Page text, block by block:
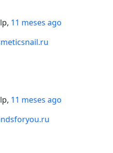
, 11 meses ago
, 11 meses ago